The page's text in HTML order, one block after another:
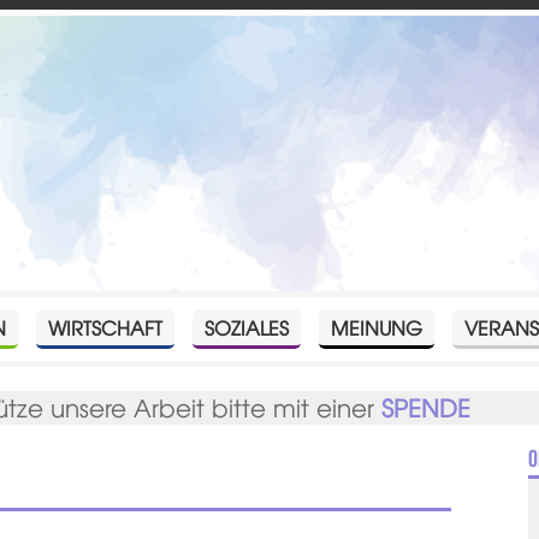
WIRTSCHAFT SOZIALES MEINUNG
unsere Arbeit bitte mit einerSPENDE